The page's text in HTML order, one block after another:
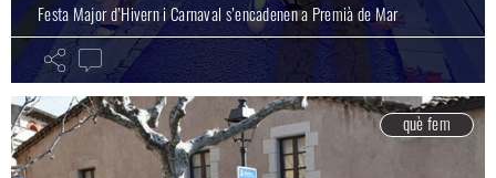
Festa Major d’Hivern i Carnaval s’encadenen a Premià de Mar
què fem